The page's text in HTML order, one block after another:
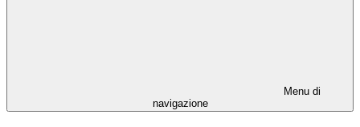
Menu di
navigazione